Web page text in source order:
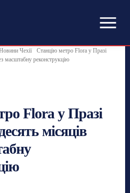
Чехії
Станцію метро Flora у Празі
масштабну реконструкцію
Flora у Празі
місяців